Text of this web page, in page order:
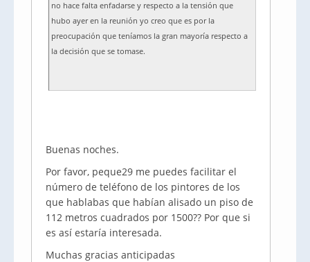
no hace falta enfadarse y respecto a la tensión que
hubo ayer en la reunión yo creo que es por la
preocupación que teníamos la gran mayoría respecto a
la decisión que se tomase.
Buenas noches.
Por favor, peque29 me puedes facilitar el
número de teléfono de los pintores de los
que hablabas que habían alisado un piso de
112 metros cuadrados por 1500?? Por que si
es así estaría interesada.
Muchas gracias anticipadas